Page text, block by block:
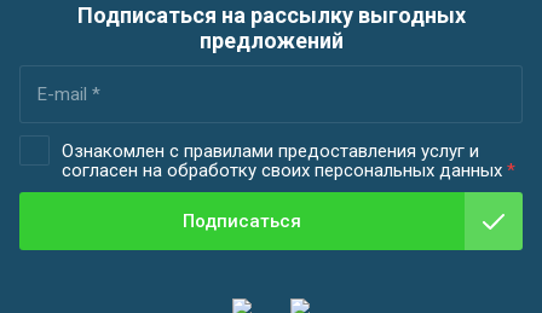
Подписаться на рассылку выгодных
предложений
Ознакомлен с правилами предоставления услуг и
согласен на обработку своих персональных данных *
Подписаться